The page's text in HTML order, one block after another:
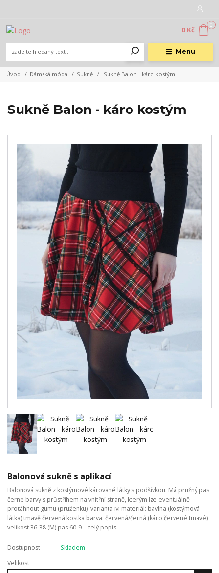
Menu
0
0 Kč
Úvod Dámská móda Sukně Sukně Balon - káro kostým
Sukně Balon - káro kostým
Balonová sukně s aplikací
Balonová sukně z kostýmové kárované látky s podšívkou. Má pružný pas
černé barvy s průstřihem na vnitřní straně, kterým lze eventuálně
protáhnout gumu (pruženku). varianta M materiál: bavlna (kostýmová
látka) tmavě červená kostka barva: červená/černá (káro červené tmavé)
velikost 36-38 (M) pas 60-9... celý popis
Dostupnost
Skladem
Velikost